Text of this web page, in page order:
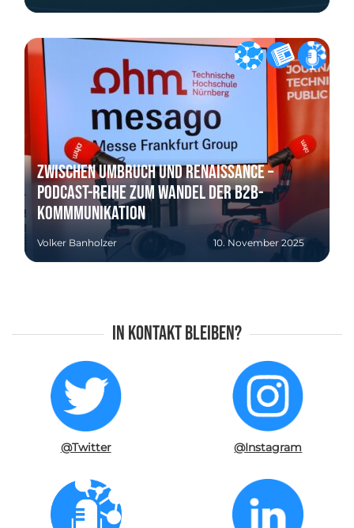
Zwischen Umbruch und Renaissance –
Podcast-Reihe zum Wandel der B2B-
Kommmunikation
Volker Banholzer 10. November 2025
In Kontakt bleiben?
@Twitter @Instagram